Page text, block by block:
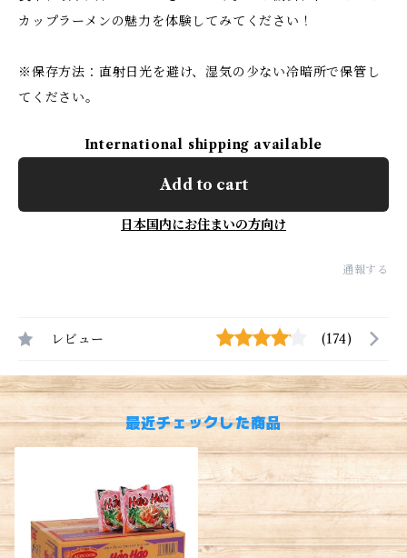
カップラーメンの魅力を体験してみてください！
※保存方法：直射日光を避け、湿気の少ない冷暗所で保管し
てください。
International shipping available
Add to cart
日本国内にお住まいの方向け
通報する
レビュー (174)
最近チェックした商品